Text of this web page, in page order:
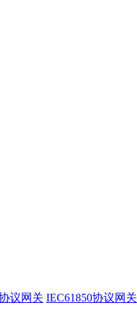
议网关 IEC61850协议网关